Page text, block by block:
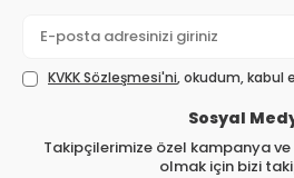
KVKK Sözleşmesi'ni, okudum, kabul
Sosyal
Takipçilerimize özel kampanya
olmak için bizi